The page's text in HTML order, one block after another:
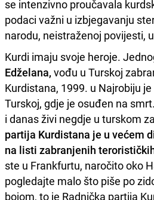
se intenzivno proučavala
podaci važni u izbjegavanju
narodu, neistraženoj povijesti,
Kurdi imaju svoje heroje.
Edželana, vođu u Turskoj
Kurdistana, 1999. u Najrobiju
Turskoj, gdje je osuđen na
i danas živi negdje u turskom
partija Kurdistana je u većem
na listi zabranjenih
ste u Frankfurtu, naročito oko
pogledajte malo što piše po
bojom, to je Radnička partija